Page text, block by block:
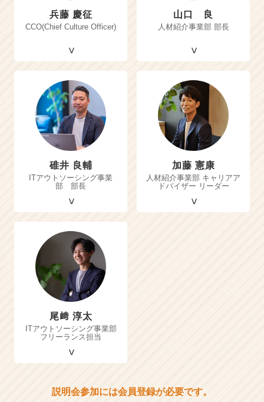
兵藤 慶征
CCO(Chief Culture Officer)
山口 良
人材紹介事業部 部長
碓井 良輔
ITアウトソーシング事業
部 部長
加藤 憲康
人材紹介事業部 キャリアア
ドバイザー リーダー
尾﨑 淳太
ITアウトソーシング事業部
フリーランス担当
説明会参加には会員登録が必要です。